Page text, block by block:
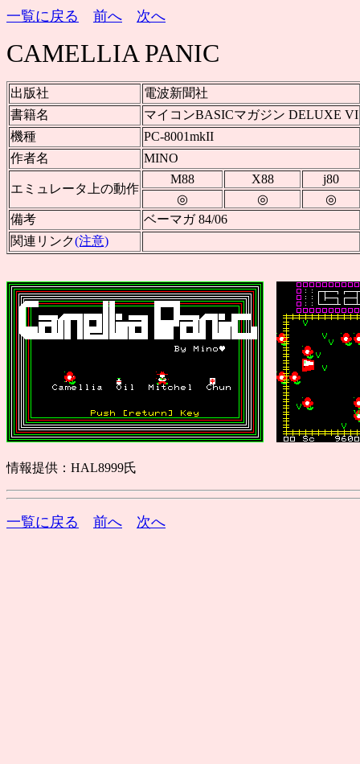
一覧に戻る 前へ 次へ
CAMELLIA PANIC
出版社
電波新聞社
書籍名
マイコンBASICマガジン DELUXE VI
機種
PC-8001mkII
作者名
MINO
エミュレータ上の動作
M88 X88
j80
◎
◎
◎
備考
ベーマガ 84/06
関連リンク(注意)
情報提供：HAL8999氏
一覧に戻る 前へ 次へ